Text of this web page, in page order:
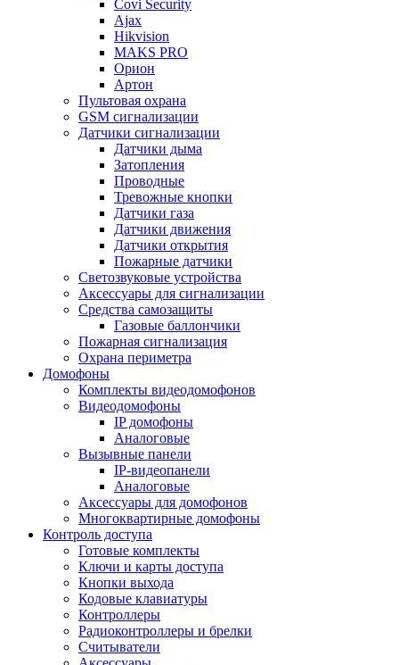
Covi Security
Ajax
Hikvision
MAKS PRO
Орион
Артон
Пультовая охрана
GSM сигнализации
Датчики сигнализации
Датчики дыма
Затопления
Проводные
Тревожные кнопки
Датчики газа
Датчики движения
Датчики открытия
Пожарные датчики
Светозвуковые устройства
Аксессуары для сигнализации
Средства самозащиты
Газовые баллончики
Пожарная сигнализация
Охрана периметра
Домофоны
Комплекты видеодомофонов
Видеодомофоны
IP домофоны
Аналоговые
Вызывные панели
IP-видеопанели
Аналоговые
Аксессуары для домофонов
Многоквартирные домофоны
Контроль доступа
Готовые комплекты
Ключи и карты доступа
Кнопки выхода
Кодовые клавиатуры
Контроллеры
Радиоконтроллеры и брелки
Считыватели